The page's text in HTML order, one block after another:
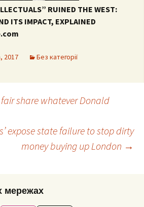
RUINED THE WEST:
ITS IMPACT, EXPLAINED
2017 Без категорії
share whatever Donald
expose state failure to stop dirty
money buying up London →
мережах